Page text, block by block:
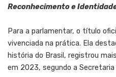
Reconhecimento e
Para a parlamentar, o título
vivenciada na prática. Ela
história do Brasil, registrou
em 2023, segundo a Secretaria